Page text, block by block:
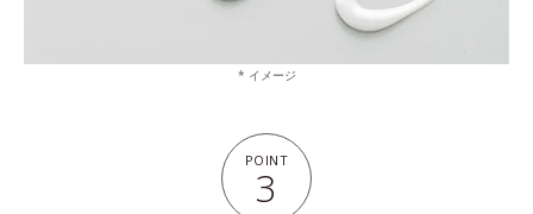
* イメージ
POINT
3